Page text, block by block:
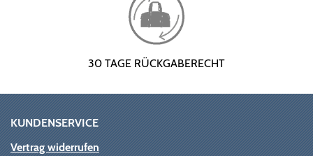
30 TAGE RÜCKGABERECHT
KUNDENSERVICE
Vertrag widerrufen